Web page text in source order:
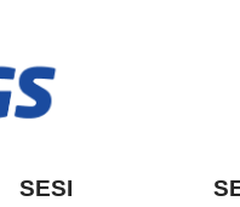
SESI